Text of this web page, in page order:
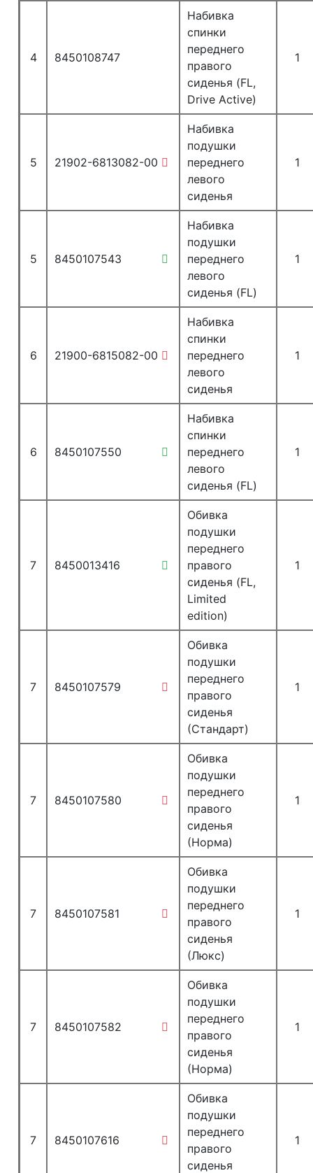
4 8450108747
Набивка
спинки
переднего
правого
сиденья (FL,
Drive Active)
1
5 21902-6813082-00
Набивка
подушки
переднего
левого
сиденья
1
5 8450107543
Набивка
подушки
переднего
левого
сиденья (FL)
1
6 21900-6815082-00
Набивка
спинки
переднего
левого
сиденья
1
6 8450107550
Набивка
спинки
переднего
левого
сиденья (FL)
1
7 8450013416
Обивка
подушки
переднего
правого
сиденья (FL,
Limited
edition)
1
7 8450107579
Обивка
подушки
переднего
правого
сиденья
(Стандарт)
1
7 8450107580
Обивка
подушки
переднего
правого
сиденья
(Норма)
1
7 8450107581
Обивка
подушки
переднего
правого
сиденья
(Люкс)
1
7 8450107582
Обивка
подушки
переднего
правого
сиденья
(Норма)
1
7 8450107616
Обивка
подушки
переднего
правого
сиденья
1